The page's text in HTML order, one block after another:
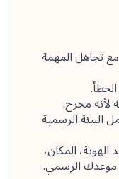
تجاهل المهمة
لأنه محرج.
البيئة الرسمية
المكان،
موعدك الرسمي.